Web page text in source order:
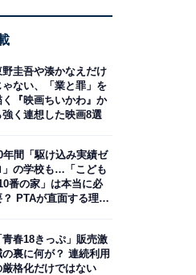
野圭吾や湊かなえだけ
ゃない、「業と罪」を
く『映画ちいかわ』か
強く連想した映画8選
年間「駆け込み実績ゼ
」の学校も…「こども
番の家」は本当に必
？ PTAが直面する理想
青春18きっぷ」販売激
の裏に何が？ 連続利用
厳格化だけではない